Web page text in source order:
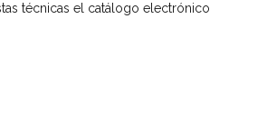
técnicas el catálogo electrónico